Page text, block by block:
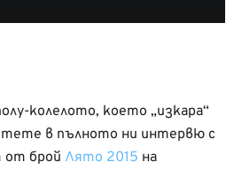
колелото, което „изкара“
в пълното ни интервю с
от брой Лято 2015 на